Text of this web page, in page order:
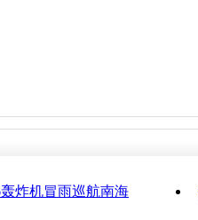
炸机冒雨巡航南海